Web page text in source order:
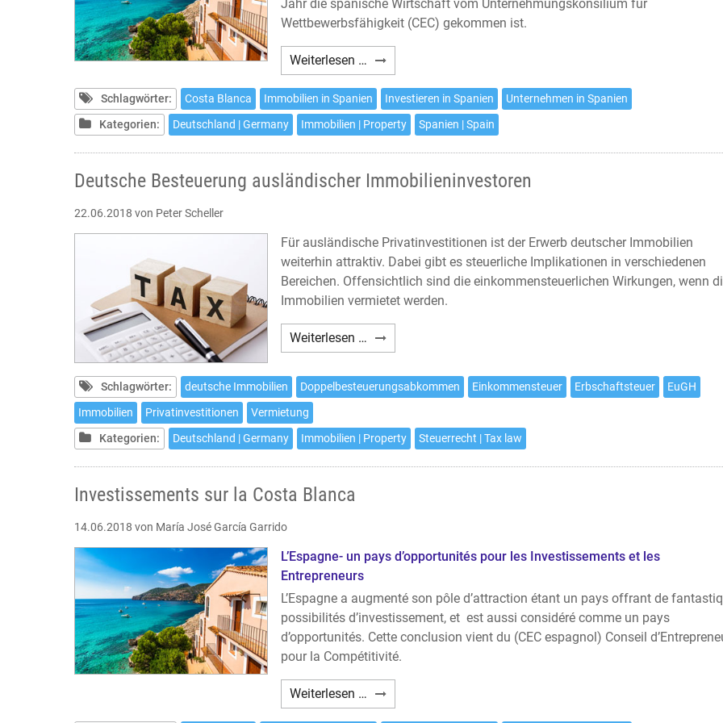
Jahr die spanische Wirtschaft vom Unternehmungskonsilium für
Wettbewerbsfähigkeit (CEC) gekommen ist.
Weiterlesen … Investments
an
der
Costa
Blanca
Schlagwörter: Costa Blanca Immobilien in Spanien Investieren in Spanien
Unternehmen in Spanien
Kategorien:
Deutschland | Germany Immobilien | Property Spanien | Spain
Deutsche Besteuerung ausländischer Immobilieninvestoren
22.06.2018 von Peter Scheller
Für ausländische Privatinvestitionen ist der Erwerb deutscher Immobilien
weiterhin attraktiv. Dabei gibt es steuerliche Implikationen in verschiedenen
Bereichen. Offensichtlich sind die einkommensteuerlichen Wirkungen, wenn
Immobilien vermietet werden.
Weiterlesen … Deutsche
Besteuerung
ausländischer
Immobilieninvestoren
Schlagwörter: deutsche Immobilien Doppelbesteuerungsabkommen Einkommensteuer Erbschaftsteuer
EuGH
Immobilien
Privatinvestitionen
Vermietung
Kategorien:
Deutschland | Germany Immobilien | Property Steuerrecht | Tax law
Investissements sur la Costa Blanca
14.06.2018 von María José García Garrido
L’Espagne- un pays d’opportunités pour les Investissements et les
Entrepreneurs
L’Espagne a augmenté son pôle d’attraction étant un pays offrant de
possibilités d’investissement, et est aussi considéré comme un pays
d’opportunités. Cette conclusion vient du (CEC espagnol) Conseil
pour la Compétitivité.
Weiterlesen … Investissements
sur